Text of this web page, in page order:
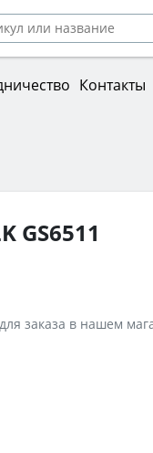
Контакты
GS6511
заказа в нашем